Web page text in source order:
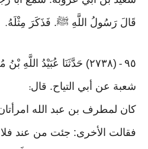
قَالَ رَسُولُ اللَّهِ ﷺ. فَذَكَرَ مِثْلَهُ.
٩٥ -
(٢٧٣٨) حَدَّثَنَا عُبَيْدُ اللَّهِ
شعبة عن أبي التياح. قال:
كان لمطرف بن عبد الله
فقالت الأخرى: جئت من عند